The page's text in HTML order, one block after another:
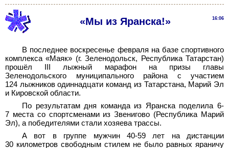
16:06
«Мы из Яранска!»
В последнее воскресенье февраля на базе спортивного
комплекса «Маяк» (г. Зеленодольск, Республика Татарстан)
прошёл III лыжный марафон на призы главы
Зеленодольского муниципального района с участием
124 лыжников одиннадцати команд из Татарстана, Марий Эл
и Кировской области.
По результатам дня команда из Яранска поделила 6-
7 места со спортсменами из Звенигово (Республика Марий
Эл), а победителями стали хозяева трассы.
А вот в группе мужчин 40-59 лет на дистанции
30 километров свободным стилем не было равных яраничу